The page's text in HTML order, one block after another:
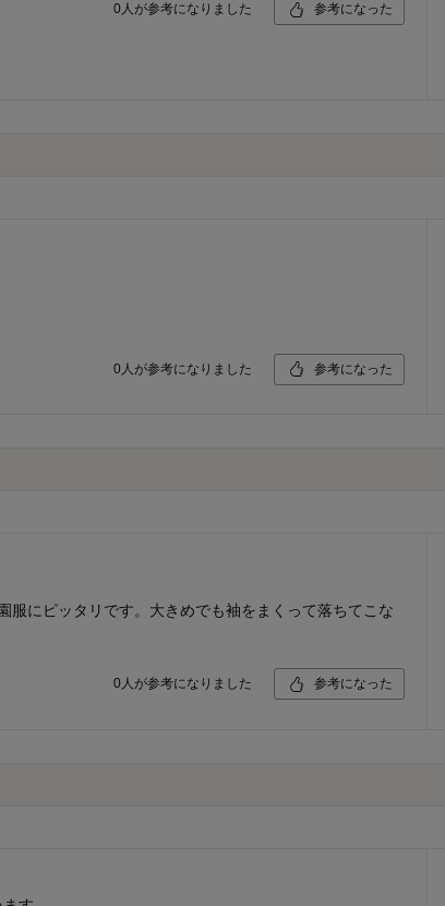
0 人が参考になりました 参考になった
0 人が参考になりました 参考になった
にピッタリです。大きめでも袖をまくって落ちてこな
0 人が参考になりました 参考になった